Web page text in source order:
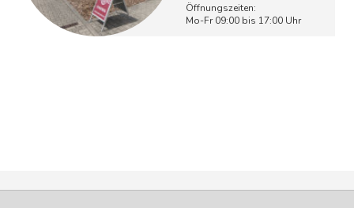
Öffnungszeiten:
Mo-Fr 09:00 bis 17:00 Uhr